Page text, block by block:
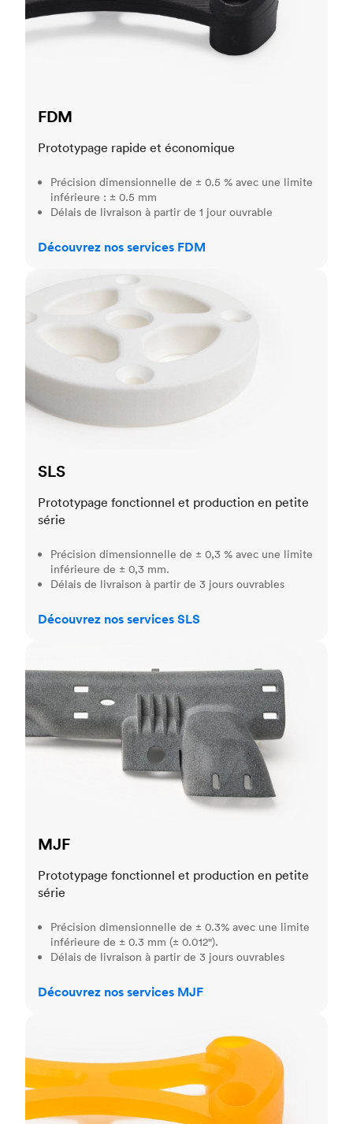
FDM
Prototypage rapide et économique
Précision dimensionnelle de ± 0.5 % avec une limite
inférieure : ± 0.5 mm
Délais de livraison à partir de 1 jour ouvrable
Découvrez nos services FDM
SLS
Prototypage fonctionnel et production en petite
série
Précision dimensionnelle de ± 0,3 % avec une limite
inférieure de ± 0,3 mm.
Délais de livraison à partir de 3 jours ouvrables
Découvrez nos services SLS
MJF
Prototypage fonctionnel et production en petite
série
Précision dimensionnelle de ± 0.3% avec une limite
inférieure de ± 0.3 mm (± 0.012").
Délais de livraison à partir de 3 jours ouvrables
Découvrez nos services MJF